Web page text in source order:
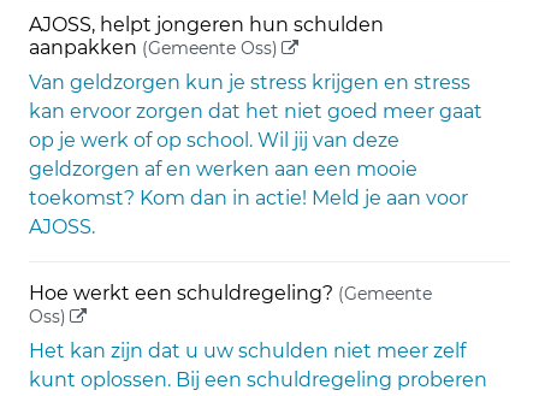
AJOSS, helpt jongeren hun schulden
aanpakken (Gemeente Oss) (externe link)
Van geldzorgen kun je stress krijgen en stress
kan ervoor zorgen dat het niet goed meer gaat
op je werk of op school. Wil jij van deze
geldzorgen af en werken aan een mooie
toekomst? Kom dan in actie! Meld je aan voor
AJOSS.
Hoe werkt een schuldregeling? (Gemeente
Oss) (externe link)
Het kan zijn dat u uw schulden niet meer zelf
kunt oplossen. Bij een schuldregeling proberen